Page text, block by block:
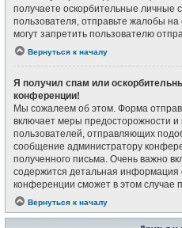
получаете оскорбительные личные
пользователя, отправьте жалобы
могут запретить пользователю
Вернуться к началу
Я получил спам или
конференции!
Мы сожалеем об этом. Форма
включает меры предосторожности и
пользователей, отправляющих
сообщение администратору
полученного письма. Очень важно
содержится детальная информация
конференции сможет в этом случае
Вернуться к началу